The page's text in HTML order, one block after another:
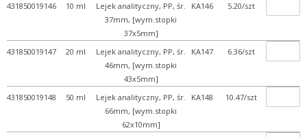
431850019146 10 ml
Lejek analityczny, PP, śr.
37mm, [wym.stopki
37x5mm]
KA146 5.20/szt
431850019147 20 ml
Lejek analityczny, PP, śr.
46mm, [wym.stopki
43x5mm]
KA147 6.36/szt
431850019148 50 ml
Lejek analityczny, PP, śr.
66mm, [wym.stopki
62x10mm]
KA148 10.47/szt